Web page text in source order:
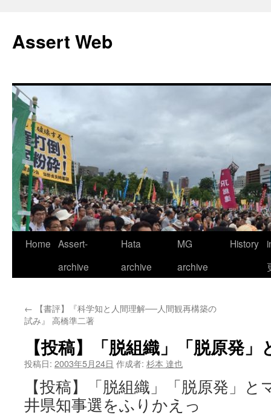
テ
ン
ス
キ
ッ
プ
Assert Web
Home Assert-
archive
Hata
archive
MG
archive
History
← 【書評】『科学知と人間理解──人間観再構築の
試み』 高橋準二著
【投稿】「脱組織」「脱原発
投稿日: 2003年5月24日 作成者: 杉本 達也
【投稿】「脱組織」「脱原発」
井県知事選をふりかえっ